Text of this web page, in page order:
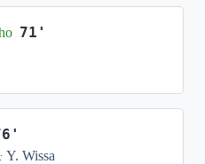
71'
Y. Wissa